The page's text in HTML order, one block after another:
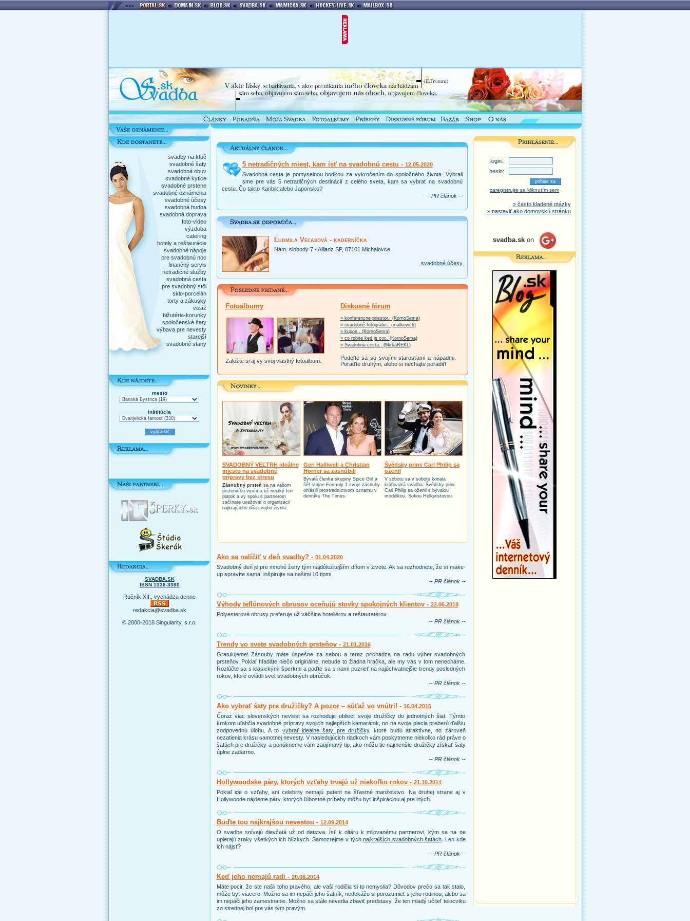
svadby na kľúč
svadobné šaty
svadobná obuv
svadobné kytice
svadobné prstene
svadobné oznámenia
svadobné účesy
svadobná hudba
svadobná doprava
foto-video
výzdoba
catering
hotely a reštaurácie
svadobné nápoje
pre svadobnú noc
finančný servis
netradičné služby
svadobná cesta
pre svadobný stôl
sklo-porcelán
torty a zákusky
vizáž
bižutéria-korunky
spoločenské šaty
výbava pre nevesty
starejší
svadobné stany
mesto
inštitúcia
SVADBA.SK
ISSN 1336-3360
Ročník XII., vychádza denne
redakcia@svadba.sk
© 2000-2018 Singularity, s.r.o.
5 netradičných miest, kam ísť na svadobnú cestu - 12.05.2020
Svadobná cesta je pomyselnou bodkou za vykročením do spoločného života. Vybrali
sme pre vás 5 netradičných destinácií z celého sveta, kam sa vybrať na svadobnú
cestu. Čo takto Karibik alebo Japonsko?
-- PR článok --
Ľudmila Veľasová - kaderníčka
Nám. slobody 7 - Allianz SP, 07101 Michalovce
svadobné účesy
Fotoalbumy
Založte si aj vy svoj vlastný fotoalbum.
Diskusné fórum
» konferencne priestor.. (KornoSema)
» svadobné fotografie.. (malkovich)
» kupon.. (KornoSema)
» co robite ked je cor.. (KornoSema)
» Svadobna cesta.. (MirkaREKL)
Podeľte sa so svojími starosťami a nápadmi.
Poraďte druhým, alebo si nechajte poradiť!
SVADOBNÝ VEĽTRH ideálne
miesto na svadobné
prípravy bez stresu
Zásnubný prsteň sa na vašom
prstenníku vyníma už nejaký ten
piatok a vy spolu s partnerom
začínate uvažovať o organizácii
najkrajšieho dňa svojho života.
Geri Halliwell a Christian
Horner sa zasnúbili
Bývalá členka skupiny Spice Girl a
šéf stajne Formuly 1 svoje zásnuby
ohlásili prostredníctvom oznamu v
denníku The Times.
Švédsky princ Carl Philip sa
oženil
V sobotu sa v sobotu konala
kráľovská svadba. Švédsky princ
Carl Philip sa oženil s bývalou
modelkou, Sofiou Hellqvistovou.
Ako sa nalíčiť v deň svadby? - 01.04.2020
Svadobný deň je pre mnohé ženy tým najdôležitejším dňom v živote. Ak sa rozhodnete, že si make-
up spravíte sama, inšpirujte sa našimi 10 tipmi.
-- PR článok --
Výhody teflónových obrusov oceňujú stovky spokojných klientov - 22.06.2018
Polyesterové obrusy preferuje už väčšina hoteliérov a reštauratérov.
-- PR článok --
Trendy vo svete svadobných prsteňov - 21.01.2016
Gratulujeme! Zásnuby máte úspešne za sebou a teraz prichádza na radu výber svadobných
prsteňov. Pokiaľ hľadáte niečo originálne, nebude to žiadna hračka, ale my vás v tom nenecháme.
Rozlúčte sa s klasickými šperkmi a poďte sa s nami pozrieť na najúchvatnejšie trendy posledných
rokov, ktoré ovládli svet svadobných obrúčok.
-- PR článok --
Ako vybrať šaty pre družičky? A pozor – súťaž vo vnútri! - 16.04.2015
Čoraz viac slovenských neviest sa rozhoduje obliecť svoje družičky do jednotných šiat. Týmto
krokom uľahčia svadobné prípravy svojich najlepších kamarátok, no na svoje plecia preberú ďalšiu
zodpovednú úlohu. A to vybrať ideálne šaty pre družičky, ktoré budú atraktívne, no zároveň
nezatienia krásu samotnej nevesty. V nasledujúcich riadkoch vám poskytneme niekoľko rád práve o
šatách pre družičky a ponúkneme vám zaujímavý tip, ako môžu tie najmenšie družičky získať šaty
úplne zadarmo.
-- PR článok --
Hollywoodske páry, ktorých vzťahy trvajú už niekoľko rokov - 21.10.2014
Pokiaľ ide o vzťahy, ani celebrity nemajú patent na šťastné manželstvo. Na druhej strane aj v
Hollywoode nájdeme páry, ktorých ľúbostné príbehy môžu byť inšpiráciou aj pre iných.
Buďte tou najkrajšou nevestou - 12.09.2014
O svadbe snívajú dievčatá už od detstva. Ísť k oltáru k milovanému partnerovi, kým sa na ne
upierajú zraky všetkých ich blízkych. Samozrejme v týchnajkrajších svadobných šatách . Len kde
ich nájsť?
-- PR článok --
Keď jeho nemajú radi - 20.08.2014
Máte pocit, že ste našli toho pravého, ale vaši rodičia si to nemyslia? Dôvodov prečo sa tak stalo,
môže byť viacero. Možno sa im nepáči jeho šatník, nedokážu si porozumieť s jeho rodinou, alebo sa
im nepáči jeho zamestnanie. Možno sa stále nevedia zbaviť predstavy, že ten mladý učiteľ telocviku
zo strednej bol pre vás tým pravým.
login:
heslo:
zaregistrujte sa kliknutím sem
» často kladené otázky
» nastaviť ako domovskú stránku
svadba.sk on